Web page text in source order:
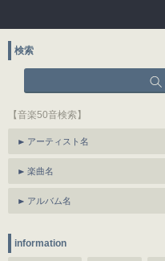
検索
【音楽50音検索】
アーティスト名
楽曲名
アルバム名
information